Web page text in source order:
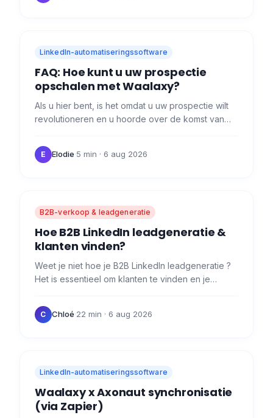
LinkedIn-automatiseringssoftware
FAQ: Hoe kunt u uw prospectie
opschalen met Waalaxy?
Als u hier bent, is het omdat u uw prospectie wilt
revolutioneren en u hoorde over de komst van
voorkomende…
E Elodie·5 min · 6 aug 2026
B2B-verkoop & leadgeneratie
Hoe B2B LinkedIn leadgeneratie &
klanten vinden?
Weet je niet hoe je B2B LinkedIn leadgeneratie ?
Het is essentieel om klanten te vinden en je
vooraleer je klanten…
C Chloé·22 min · 6 aug 2026
LinkedIn-automatiseringssoftware
Waalaxy x Axonaut synchronisatie
(via Zapier)